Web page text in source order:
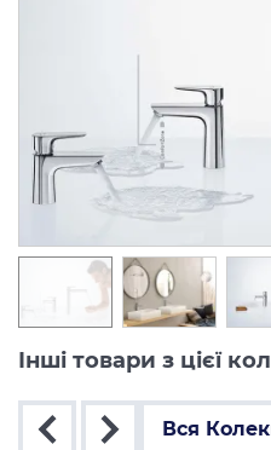
Інші товари з цієї
Вся